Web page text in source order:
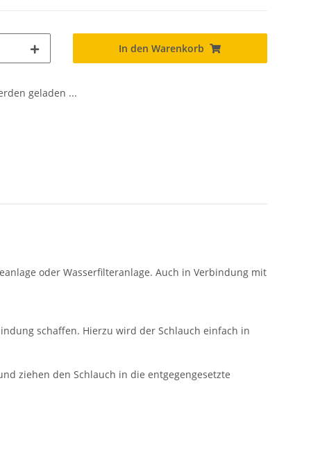
In den Warenkorb
geladen ...
oder Wasserfilteranlage. Auch in Verbindung mit
schaffen. Hierzu wird der Schlauch einfach in
ziehen den Schlauch in die entgegengesetzte